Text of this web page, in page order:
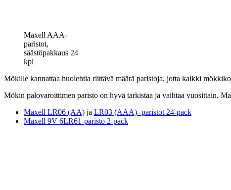
Maxell AAA-
paristot,
säästöpakkaus 24
kpl
Mökille kannattaa huolehtia riittävä määrä paristoja, jotta kaikki
Mökin palovaroittimen paristo on hyvä tarkistaa ja vaihtaa vuosittain.
Maxell LR06 (AA) ja LR03 (AAA) -paristot 24-pack
Maxell 9V 6LR61-paristo 2-pack